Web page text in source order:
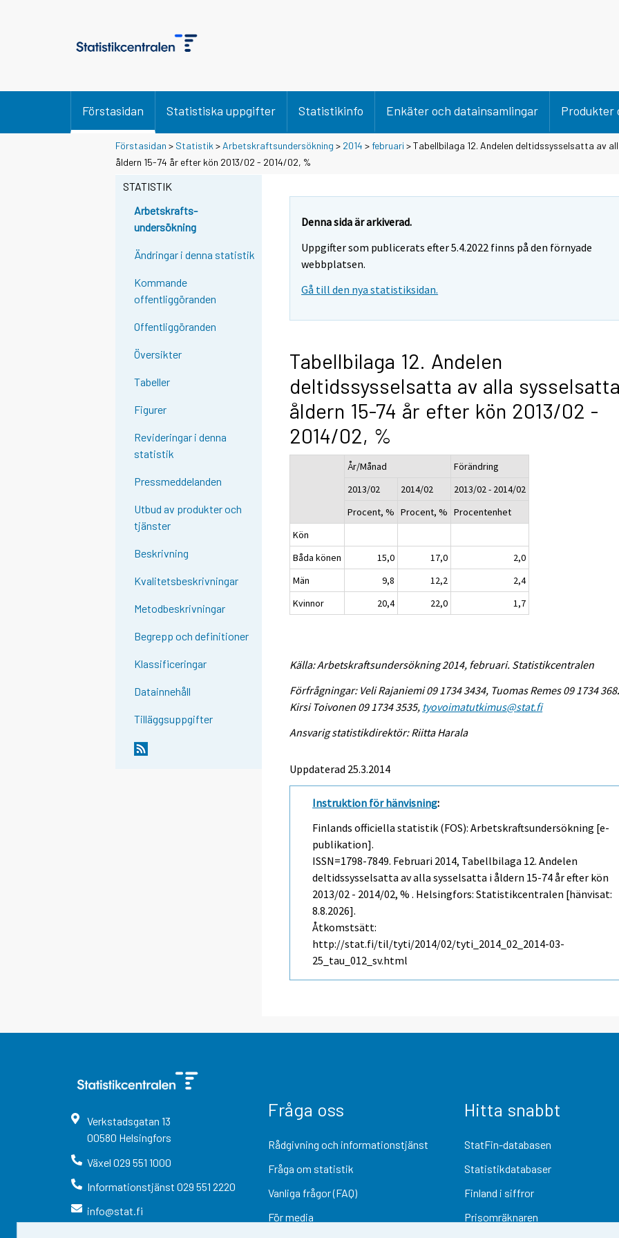
Förstasidan Statistiska uppgifter Statistikinfo Enkäter och datainsamlingar Produkter
Förstasidan > Statistik > Arbetskraftsundersökning > 2014 >februari > Tabellbilaga 12. Andelen deltidssysselsatta av
åldern 15-74 år efter kön 2013/02 - 2014/02, %
STATISTIK
Arbetskrafts-
undersökning
Ändringar i denna statistik
Kommande
offentliggöranden
Offentliggöranden
Översikter
Tabeller
Figurer
Revideringar i denna
statistik
Pressmeddelanden
Utbud av produkter och
tjänster
Beskrivning
Kvalitetsbeskrivningar
Metodbeskrivningar
Begrepp och definitioner
Klassificeringar
Datainnehåll
Tilläggsuppgifter
Denna sida är arkiverad.
Uppgifter som publicerats efter 5.4.2022 finns på den förnyade
webbplatsen.
Gå till den nya statistiksidan.
Tabellbilaga 12. Andelen
deltidssysselsatta av alla
åldern 15-74 år efter kön 2013/02 -
2014/02, %
År/Månad
Förändring
2013/02
2014/02
2013/02 - 2014/02
Procent, % Procent, % Procentenhet
Kön
Båda könen
15,0 17,0
2,0
Män
9,8 12,2
2,4
Kvinnor
20,4 22,0 1,7
Källa: Arbetskraftsundersökning 2014, februari. Statistikcentralen
Förfrågningar: Veli Rajaniemi 09 1734 3434, Tuomas Remes 09 1734
Kirsi Toivonen 09 1734 3535, tyovoimatutkimus@stat.fi
Ansvarig statistikdirektör: Riitta Harala
Uppdaterad 25.3.2014
Instruktion för hänvisning:
Finlands officiella statistik (FOS): Arbetskraftsundersökning [e-
publikation].
ISSN=1798-7849. Februari 2014, Tabellbilaga 12. Andelen
deltidssysselsatta av alla sysselsatta i åldern 15-74 år efter kön
2013/02 - 2014/02, % . Helsingfors: Statistikcentralen [hänvisat:
8.8.2026].
Åtkomstsätt:
http://stat.fi/til/tyti/2014/02/tyti_2014_02_2014-03-
25_tau_012_sv.html
Verkstadsgatan 13
00580 Helsingfors
Växel 029 551 1000
Informationstjänst 029 551 2220
info@stat.fi
Fråga oss
Rådgivning och informationstjänst
Fråga om statistik
Vanliga frågor (FAQ)
För media
Hitta snabbt
StatFin-databasen
Statistikdatabaser
Finland i siffror
Prisomräknaren